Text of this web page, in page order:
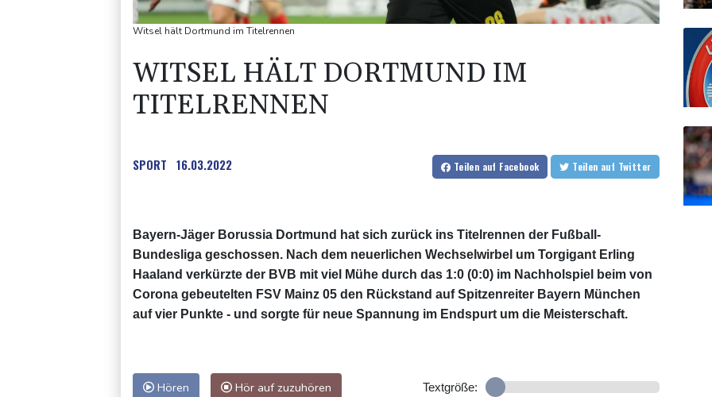
Witsel hält Dortmund im Titelrennen
WITSEL HÄLT DORTMUND IM
TITELRENNEN
SPORT 16.03.2022 Teilen auf Facebook Teilen auf Twitter
Bayern-Jäger Borussia Dortmund hat sich zurück ins Titelrennen der Fußball-
Bundesliga geschossen. Nach dem neuerlichen Wechselwirbel um Torgigant Erling
Haaland verkürzte der BVB mit viel Mühe durch das 1:0 (0:0) im Nachholspiel beim von
Corona gebeutelten FSV Mainz 05 den Rückstand auf Spitzenreiter Bayern München
auf vier Punkte - und sorgte für neue Spannung im Endspurt um die Meisterschaft.
Hören Hör auf zuzuhören Textgröße: